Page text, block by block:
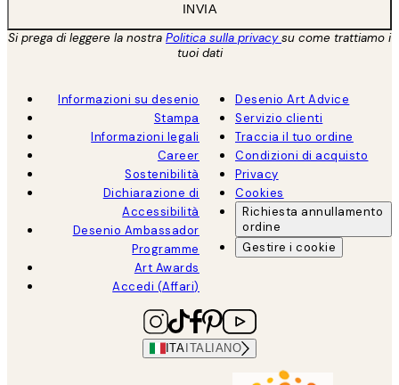
INVIA
Si prega di leggere la nostra Politica sulla privacysu come trattiamo i
tuoi dati
Informazioni su desenio
Stampa
Informazioni legali
Career
Sostenibilità
Dichiarazione di
Accessibilità
Desenio Ambassador
Programme
Art Awards
Accedi (Affari)
Desenio Art Advice
Servizio clienti
Traccia il tuo ordine
Condizioni di acquisto
Privacy
Cookies
Richiesta annullamento
ordine
Gestire i cookie
ITA ITALIANO